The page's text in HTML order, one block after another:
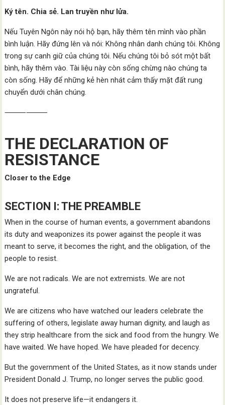
Ký tên. Chia sẻ. Lan truyền như lửa.
Nếu Tuyên Ngôn này nói hộ bạn, hãy thêm tên mình vào phần
bình luận. Hãy đứng lên và nói: Không nhân danh chúng tôi. Không
trong sự canh giữ của chúng tôi. Nếu chúng tôi bỏ sót một bất
bình, hãy thêm vào. Tài liệu này còn sống chừng nào chúng ta
còn sống. Hãy để những kẻ hèn nhát cảm thấy mặt đất rung
chuyển dưới chân chúng.
⸻⸻
THE DECLARATION OF
RESISTANCE
Closer to the Edge
SECTION I: THE PREAMBLE
When in the course of human events, a government abandons
its duty and weaponizes its power against the people it was
meant to serve, it becomes the right, and the obligation, of the
people to resist.
We are not radicals. We are not extremists. We are not
ungrateful.
We are citizens who have watched our leaders celebrate the
suffering of others, legislate away human dignity, and laugh as
they strip healthcare from the sick and food from the hungry. We
have waited. We have hoped. We have pleaded for decency.
But the government of the United States, as it now stands under
President Donald J. Trump, no longer serves the public good.
It does not preserve life—it endangers it.